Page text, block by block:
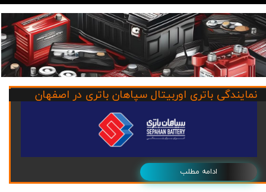
نمایندگی باتری اوربیتال سپاهان باتری در اصفهان
ادامه مطلب